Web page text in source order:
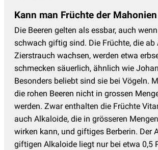
Kann man Früchte der
Die Beeren gelten als essbar, auch
schwach giftig sind. Die Früchte, die ab
Zierstrauch wachsen, werden etwa
schmecken säuerlich, ähnlich wie
Besonders beliebt sind sie bei Vögeln.
die rohen Beeren nicht in grossen
werden. Zwar enthalten die Früchte
auch Alkaloide, die in grösseren
wirken kann, und giftiges Berberin. Der
giftigen Alkaloide liegt nur bei etwa 0,5